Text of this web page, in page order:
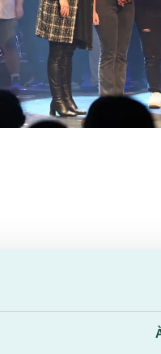
Un retour
Noir